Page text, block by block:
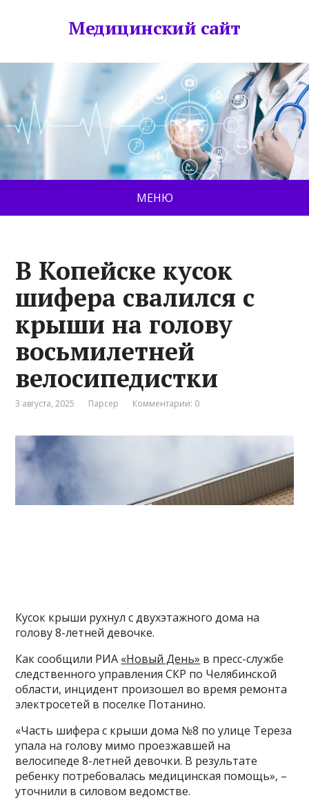
Медицинский сайт
МЕНЮ
В Копейске кусок
шифера свалился с
крыши на голову
восьмилетней
велосипедистки
3 августа, 2025 Парсер Комментарии: 0
Кусок крыши рухнул с двухэтажного дома на
голову 8-летней девочке.
Как сообщили РИА «Новый День» в пресс-службе
следственного управления СКР по Челябинской
области, инцидент произошел во время ремонта
электросетей в поселке Потанино.
«Часть шифера с крыши дома №8 по улице Тереза
упала на голову мимо проезжавшей на
велосипеде 8-летней девочки. В результате
ребенку потребовалась медицинская помощь», –
уточнили в силовом ведомстве.